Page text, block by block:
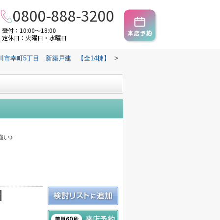
0800-888-3200
受付：10:00～18:00
定休日：火曜日・水曜日
市幸町5丁目 新築戸建 【全14棟】 >
い♪